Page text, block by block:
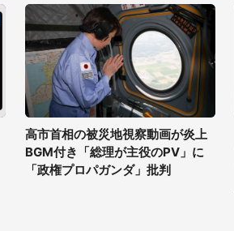
高市首相の被災地視察動画が炎上
BGM付き「総理が主役のPV」に
「政権プロパガンダ」批判